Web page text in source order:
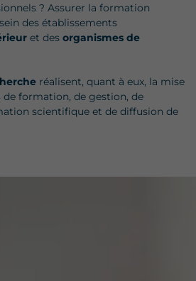
? Assurer la formation
des établissements
et des organismes de
réalisent, quant à eux, la mise
formation, de gestion, de
scientifique et de diffusion de